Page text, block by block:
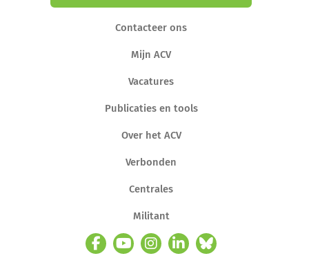
Contacteer ons
Mijn ACV
Vacatures
Publicaties en tools
Over het ACV
Verbonden
Centrales
Militant